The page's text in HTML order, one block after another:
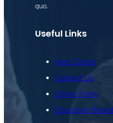
quo.
Useful Links
Help Center
Contact Us
Online Form
Education Board